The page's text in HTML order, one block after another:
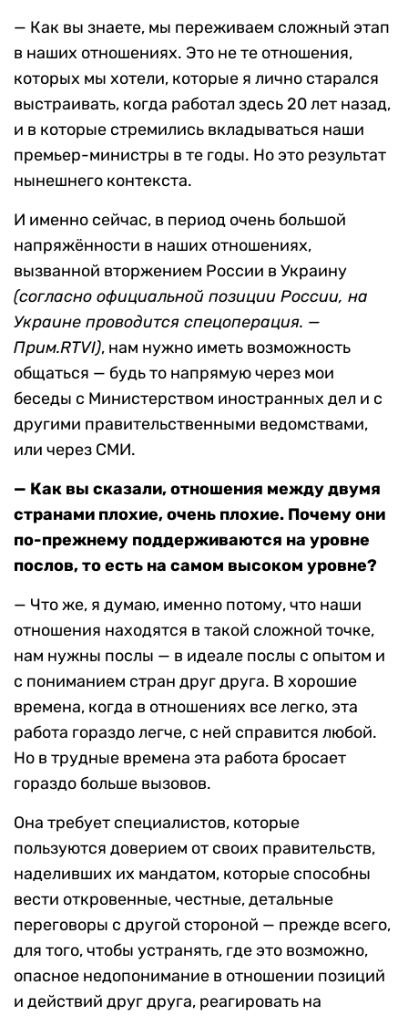
— Как вы знаете, мы переживаем сложный этап
в наших отношениях. Это не те отношения,
которых мы хотели, которые я лично старался
выстраивать, когда работал здесь 20 лет назад,
и в которые стремились вкладываться наши
премьер-министры в те годы. Но это результат
нынешнего контекста.
И именно сейчас, в период очень большой
напряжённости в наших отношениях,
вызванной вторжением России в Украину
(согласно официальной позиции России, на
Украине проводится спецоперация. —
Прим.RTVI), нам нужно иметь возможность
общаться — будь то напрямую через мои
беседы с Министерством иностранных дел и с
другими правительственными ведомствами,
или через СМИ.
— Как вы сказали, отношения между двумя
странами плохие, очень плохие. Почему они
по-прежнему поддерживаются на уровне
послов, то есть на самом высоком уровне?
— Что же, я думаю, именно потому, что наши
отношения находятся в такой сложной точке,
нам нужны послы — в идеале послы с опытом и
с пониманием стран друг друга. В хорошие
времена, когда в отношениях все легко, эта
работа гораздо легче, с ней справится любой.
Но в трудные времена эта работа бросает
гораздо больше вызовов.
Она требует специалистов, которые
пользуются доверием от своих правительств,
наделивших их мандатом, которые способны
вести откровенные, честные, детальные
переговоры с другой стороной — прежде всего,
для того, чтобы устранять, где это возможно,
опасное недопонимание в отношении позиций
и действий друг друга, реагировать на